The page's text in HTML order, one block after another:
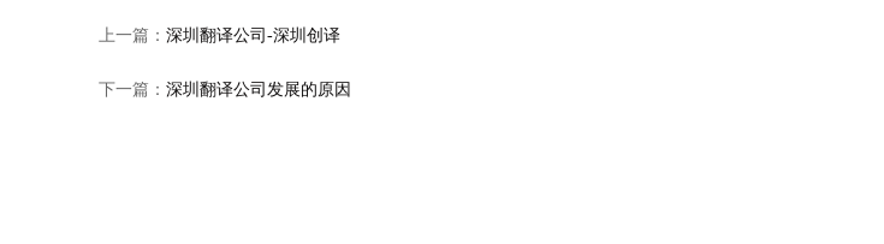
上一篇： 深圳翻译公司-深圳创译
下一篇： 深圳翻译公司发展的原因